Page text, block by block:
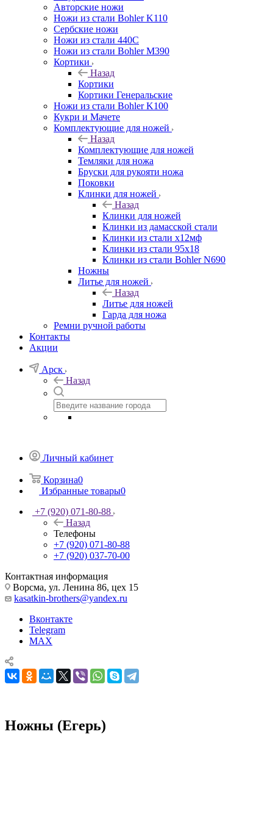
Авторские ножи
Ножи из стали Bohler K110
Сербские ножи
Ножи из стали 440С
Ножи из стали Bohler M390
Кортики
Назад
Кортики
Кортики Генеральские
Ножи из стали Bohler K100
Кукри и Мачете
Комплектующие для ножей
Назад
Комплектующие для ножей
Темляки для ножа
Бруски для рукояти ножа
Поковки
Клинки для ножей
Назад
Клинки для ножей
Клинки из дамасской стали
Клинки из стали х12мф
Клинки из стали 95х18
Клинки из стали Bohler N690
Ножны
Литье для ножей
Назад
Литье для ножей
Гарда для ножа
Ремни ручной работы
Контакты
Акции
Арск
Назад
Личный кабинет
Корзина0
Избранные товары0
+7 (920) 071-80-88
Назад
Телефоны
+7 (920) 071-80-88
+7 (920) 037-70-00
Контактная информация
Ворсма, ул. Ленина 86, цех 15
kasatkin-brothers@yandex.ru
Вконтакте
Telegram
MAX
Ножны (Егерь)